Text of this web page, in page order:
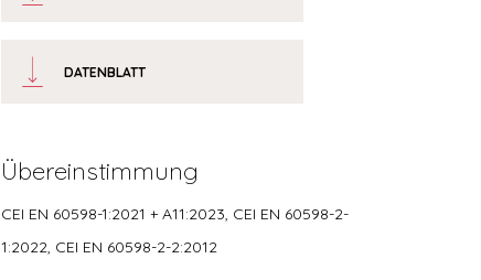
DATENBLATT
Übereinstimmung
CEI EN 60598-1:2021 + A11:2023, CEI EN 60598-2-
1:2022, CEI EN 60598-2-2:2012